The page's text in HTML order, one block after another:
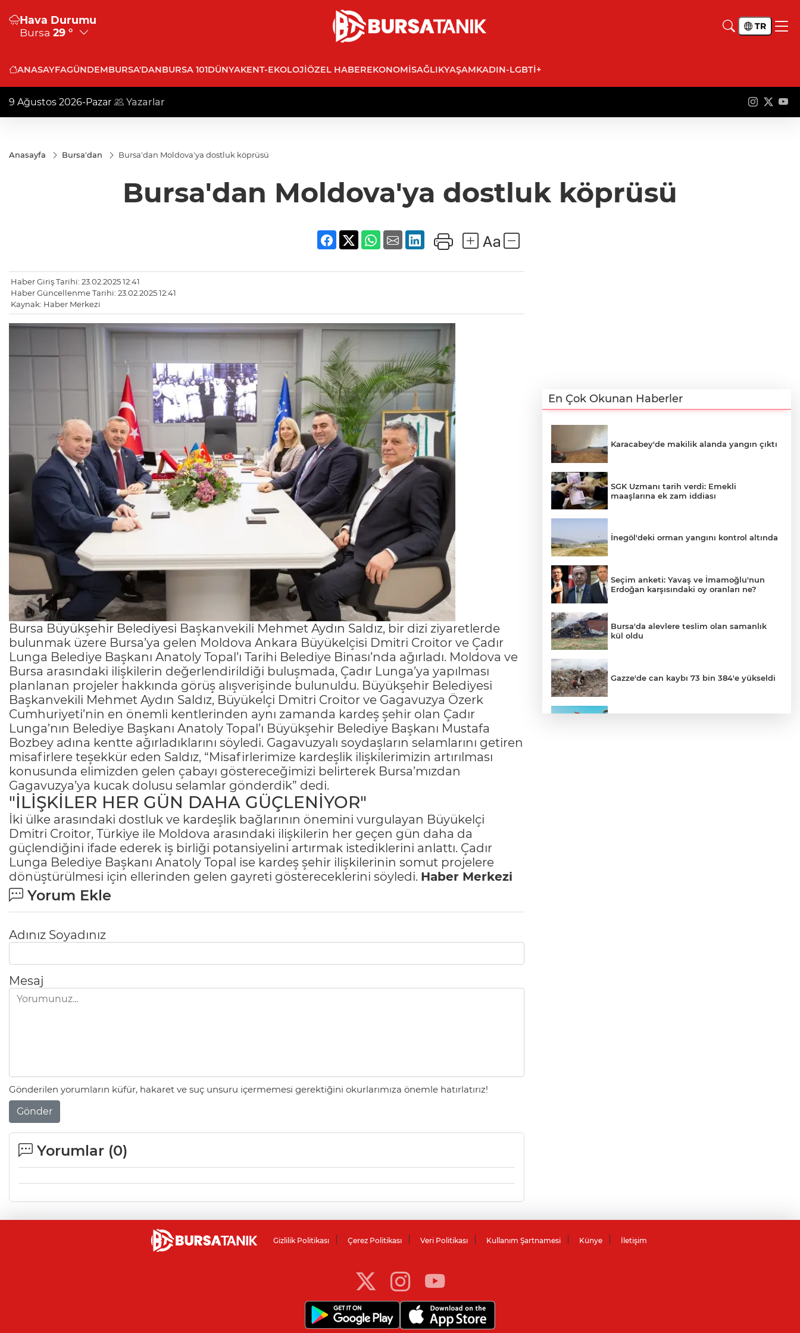
Hava Durumu
Bursa 29 ° TR
ANASAYFAGÜNDEMBURSA'DANBURSA 101DÜNYAKENT-EKOLOJIÖZEL HABEREKONOMISAĞLIKYAŞAMKADIN-LGBTİ+
9 Ağustos 2026-Pazar Yazarlar
Anasayfa Bursa'dan Bursa'dan Moldova'ya dostluk köprüsü
Bursa'dan Moldova'ya dostluk köprüsü
Haber Giriş Tarihi: 23.02.2025 12:41
Haber Güncellenme Tarihi: 23.02.2025 12:41
Kaynak: Haber Merkezi
Bursa Büyükşehir Belediyesi Başkanvekili Mehmet Aydın Saldız, bir dizi ziyaretlerde
bulunmak üzere Bursa’ya gelen Moldova Ankara Büyükelçisi Dmitri Croitor ve Çadır
Lunga Belediye Başkanı Anatoly Topal’ı Tarihi Belediye Binası’nda ağırladı. Moldova ve
Bursa arasındaki ilişkilerin değerlendirildiği buluşmada, Çadır Lunga’ya yapılması
planlanan projeler hakkında görüş alışverişinde bulunuldu. Büyükşehir Belediyesi
Başkanvekili Mehmet Aydın Saldız, Büyükelçi Dmitri Croitor ve Gagavuzya Özerk
Cumhuriyeti’nin en önemli kentlerinden aynı zamanda kardeş şehir olan Çadır
Lunga’nın Belediye Başkanı Anatoly Topal’ı Büyükşehir Belediye Başkanı Mustafa
Bozbey adına kentte ağırladıklarını söyledi. Gagavuzyalı soydaşların selamlarını getiren
misafirlere teşekkür eden Saldız, “Misafirlerimize kardeşlik ilişkilerimizin artırılması
konusunda elimizden gelen çabayı göstereceğimizi belirterek Bursa’mızdan
Gagavuzya’ya kucak dolusu selamlar gönderdik” dedi.
"İLİŞKİLER HER GÜN DAHA GÜÇLENİYOR"
İki ülke arasındaki dostluk ve kardeşlik bağlarının önemini vurgulayan Büyükelçi
Dmitri Croitor, Türkiye ile Moldova arasındaki ilişkilerin her geçen gün daha da
güçlendiğini ifade ederek iş birliği potansiyelini artırmak istediklerini anlattı. Çadır
Lunga Belediye Başkanı Anatoly Topal ise kardeş şehir ilişkilerinin somut projelere
dönüştürülmesi için ellerinden gelen gayreti göstereceklerini söyledi. Haber Merkezi
Yorum Ekle
Adınız Soyadınız
Mesaj
Gönderilen yorumların küfür, hakaret ve suç unsuru içermemesi gerektiğini okurlarımıza önemle hatırlatırız!
Gönder
Yorumlar (0)
En Çok Okunan Haberler
Karacabey'de makilik alanda yangın çıktı
SGK Uzmanı tarih verdi: Emekli
maaşlarına ek zam iddiası
İnegöl'deki orman yangını kontrol altında
Seçim anketi: Yavaş ve İmamoğlu'nun
Erdoğan karşısındaki oy oranları ne?
Bursa'da alevlere teslim olan samanlık
kül oldu
Gazze'de can kaybı 73 bin 384'e yükseldi
Gizlilik Politikası Çerez Politikası Veri Politikası Kullanım Şartnamesi Künye İletişim